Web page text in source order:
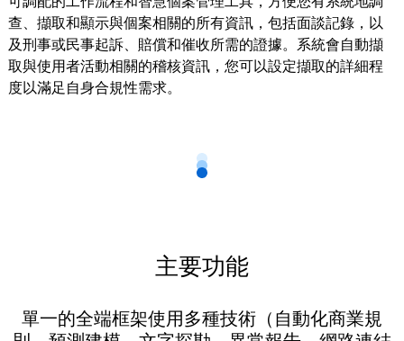
查、擷取和顯示與個案相關的所有資訊，包括面談記錄，以
及刑事或民事起訴、賠償和催收所需的證據。系統會自動擷
取與使用者活動相關的稽核資訊，您可以設定擷取的詳細程
度以滿足自身合規性需求。
主要功能
單一的全端框架使用多種技術（自動化商業規